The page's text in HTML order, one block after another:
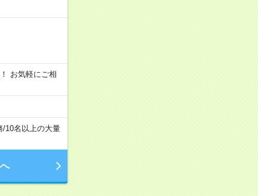
お気軽にご相
/10名以上の大量